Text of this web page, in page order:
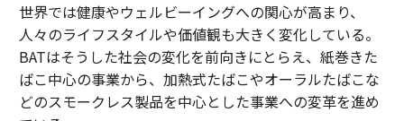
世界では健康やウェルビーイングへの関心が高まり、
人々のライフスタイルや価値観も大きく変化している。
BATはそうした社会の変化を前向きにとらえ、紙巻きた
ばこ中心の事業から、加熱式たばこやオーラルたばこな
どのスモークレス製品を中心とした事業への変革を進め